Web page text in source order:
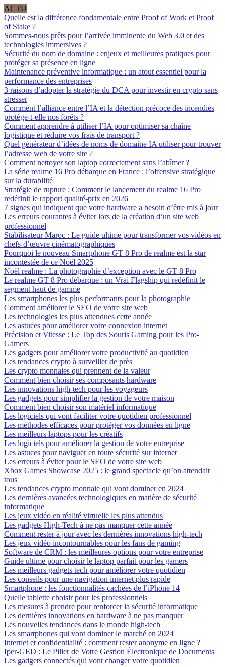
ACTU
Quelle est la différence fondamentale entre Proof of Work et Proof
of Stake ?
Sommes-nous prêts pour l’arrivée imminente du Web 3.0 et des
technologies immersives ?
Sécurité du nom de domaine : enjeux et meilleures pratiques pour
protéger sa présence en ligne
Maintenance préventive informatique : un atout essentiel pour la
performance des entreprises
3 raisons d’adopter la stratégie du DCA pour investir en crypto sans
stresser
Comment l’alliance entre l’IA et la détection précoce des incendies
protège-t-elle nos forêts ?
Comment apprendre à utiliser l’IA pour optimiser sa chaîne
logistique et réduire vos frais de transport ?
Quel générateur d’idées de noms de domaine IA utiliser pour trouver
l’adresse web de votre site ?
Comment nettoyer son laptop correctement sans l’abîmer ?
La série realme 16 Pro débarque en France : l’offensive stratégique
sur la durabilité
Stratégie de rupture : Comment le lancement du realme 16 Pro
redéfinit le rapport qualité-prix en 2026
7 signes qui indiquent que votre hardware a besoin d’être mis à jour
Les erreurs courantes à éviter lors de la création d’un site web
professionnel
Stabilisateur Maroc : Le guide ultime pour transformer vos vidéos en
chefs-d’œuvre cinématographiques
Pourquoi le nouveau Smartphone GT 8 Pro de realme est la star
incontestée de ce Noël 2025
Noël realme : La photographie d’exception avec le GT 8 Pro
Le realme GT 8 Pro débarque : un Vrai Flagship qui redéfinit le
segment haut de gamme
Les smartphones les plus performants pour la photographie
Comment améliorer le SEO de votre site web
Les technologies les plus attendues cette année
Les astuces pour améliorer votre connexion internet
Précision et Vitesse : Le Top des Souris Gaming pour les Pro-
Gamers
Les gadgets pour améliorer votre productivité au quotidien
Les tendances crypto à surveiller de près
Les crypto monnaies qui prennent de la valeur
Comment bien choisir ses composants hardware
Les innovations high-tech pour les voyageurs
Les gadgets pour simplifier la gestion de votre maison
Comment bien choisir son matériel informatique
Les logiciels qui vont faciliter votre quotidien professionnel
Les méthodes efficaces pour protéger vos données en ligne
Les meilleurs laptops pour les créatifs
Les logiciels pour améliorer la gestion de votre entreprise
Les astuces pour naviguer en toute sécurité sur internet
Les erreurs à éviter pour le SEO de votre site web
Xbox Games Showcase 2025 : le grand spectacle qu’on attendait
tous
Les tendances crypto monnaie qui vont dominer en 2024
Les dernières avancées technologiques en matière de sécurité
informatique
Les jeux vidéo en réalité virtuelle les plus attendus
Les gadgets High-Tech à ne pas manquer cette année
Comment rester à jour avec les dernières innovations high-tech
Les jeux vidéo incontournables pour les fans de gaming
Software de CRM : les meilleures options pour votre entreprise
Guide ultime pour choisir le laptop parfait pour les gamers
Les meilleurs gadgets tech pour améliorer votre quotidien
Les conseils pour une navigation internet plus rapide
Smartphone : les fonctionnalités cachées de l’iPhone 14
Quelle tablette choisir pour les professionnels
Les mesures à prendre pour renforcer la sécurité informatique
Les dernières innovations en hardware à ne pas manquer
Les nouvelles tendances dans le monde high-tech
Les smartphones qui vont dominer le marché en 2024
Internet et confidentialité : comment rester anonyme en ligne ?
Iper-GED : Le Pilier de Votre Gestion Électronique de Documents
Les gadgets connectés qui vont changer votre quotidien